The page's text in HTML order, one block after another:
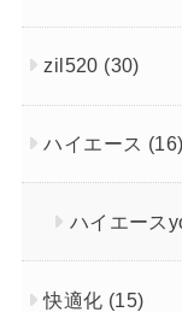
zil520 (30)
ハイエース (16)
ハイエース
快適化 (15)